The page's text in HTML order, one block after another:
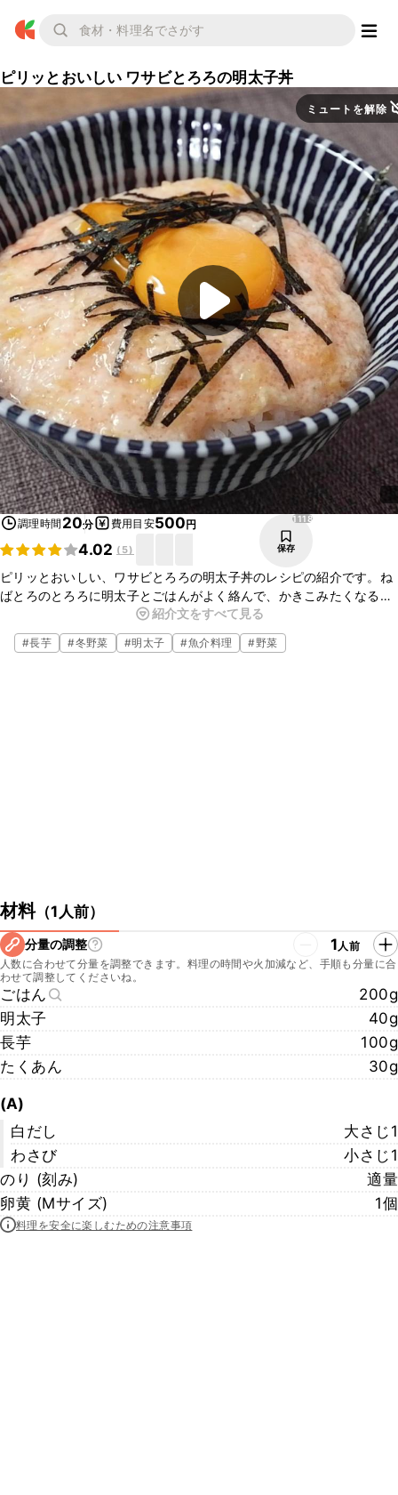
ピリッとおいしい ワサビとろろの明太子丼
ミュートを解除
調理時間 20分 費用目安500円
4.02 ( 5)
1118
保存
ピリッとおいしい、ワサビとろろの明太子丼のレシピの紹介です。ね
ばとろのとろろに明太子とごはんがよく絡んで、かきこみたくなる一
品です。ワサビの辛味がアクセントとなり大人の味わいですよ。さ
さっと食べられるので、朝ごはんや忙しい夜にぜひ試してみてくださ
いね。
紹介文をすべて見る
#長芋 #冬野菜 #明太子 #魚介料理 #野菜
材料（1人前）
分量の調整 1人前
人数に合わせて分量を調整できます。料理の時間や火加減など、手順も分量に合
わせて調整してくださいね。
ごはん
200g
明太子
40g
長芋
100g
たくあん
30g
(A)
白だし
大さじ1
わさび
小さじ1
のり (刻み)
適量
卵黄 (Mサイズ)
1個
料理を安全に楽しむための注意事項